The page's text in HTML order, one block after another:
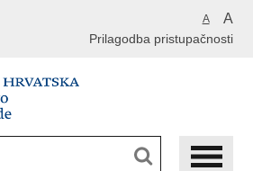
A A
Prilagodba pristupačnosti